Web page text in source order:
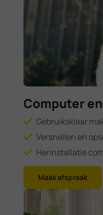
Computer
Gebruiksklaar
Versnellen en
Herinstallatie
Maak afspraak